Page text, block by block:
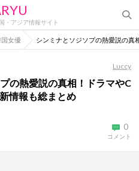
・アジア情報サイト
国女優 シンミナとソジソプの熱愛説の真
Luccy
の熱愛説の真相！ドラマやC
情報も総まとめ
0
コメント